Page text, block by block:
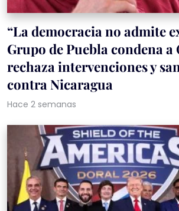
“La democracia no admite
Grupo de Puebla condena a
rechaza intervenciones y
contra Nicaragua
Hace 2 semanas